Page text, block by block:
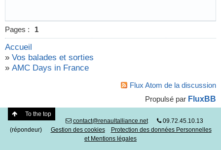
Pages : 1
Accueil
» Vos balades et sorties
» AMC Days in France
Flux Atom de la discussion
Propulsé par FluxBB
To the top
contact@renaultalliance.net
09.72.45.10.13
(répondeur) Gestion des cookies
Protection des données Personnelles
et Mentions légales